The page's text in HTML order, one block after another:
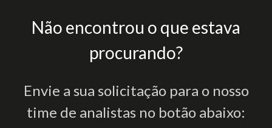
Não encontrou o que estava
procurando?
Envie a sua solicitação para o nosso
time de analistas no botão abaixo: